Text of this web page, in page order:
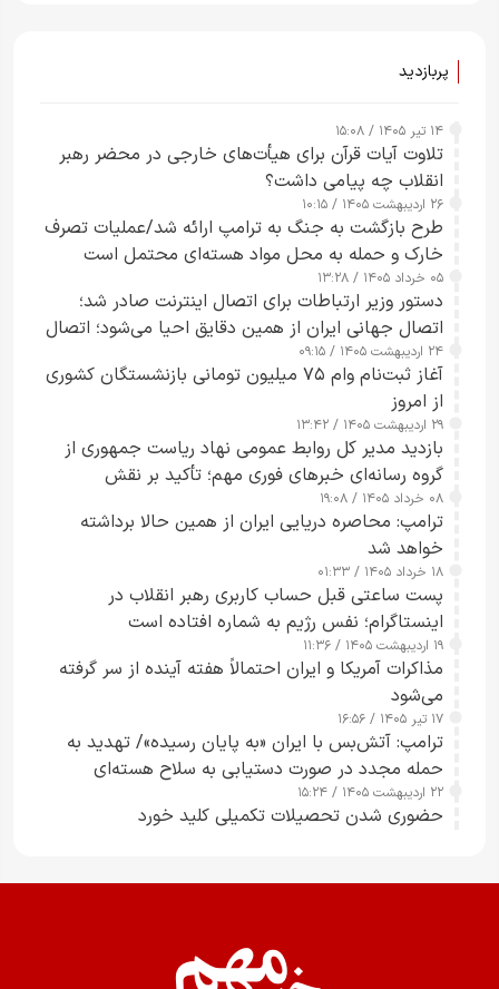
پربازدید
۱۴ تیر ۱۴۰۵ / ۱۵:۰۸
تلاوت آیات قرآن برای هیأت‌های خارجی در محضر رهبر
انقلاب چه پیامی داشت؟
۲۶ اردیبهشت ۱۴۰۵ / ۱۰:۱۵
طرح‌ بازگشت به جنگ به ترامپ ارائه شد/عملیات تصرف
خارک و حمله به محل مواد هسته‌ای محتمل است
۰۵ خرداد ۱۴۰۵ / ۱۳:۲۸
دستور وزیر ارتباطات برای اتصال اینترنت صادر شد؛
اتصال جهانی ایران از همین دقایق احیا می‌شود؛ اتصال
کامل مردم تا ۲۴ ساعت آینده
۲۴ اردیبهشت ۱۴۰۵ / ۰۹:۱۵
آغاز ثبت‌نام وام ۷۵ میلیون تومانی بازنشستگان کشوری
از امروز
۲۹ اردیبهشت ۱۴۰۵ / ۱۳:۴۲
بازدید مدیر کل روابط عمومی نهاد ریاست جمهوری از
گروه رسانه‌ای خبرهای فوری مهم؛ تأکید بر نقش
رسانه‌های هوشمند و مسئول در ارتقای آگاهی عمومی
۰۸ خرداد ۱۴۰۵ / ۱۹:۰۸
ترامپ: محاصره دریایی ایران از همین حالا برداشته
خواهد شد
۱۸ خرداد ۱۴۰۵ / ۰۱:۳۳
پست ساعتی قبل حساب کاربری رهبر انقلاب در
اینستاگرام؛ نفس رژیم به شماره افتاده است​
۱۹ اردیبهشت ۱۴۰۵ / ۱۱:۳۶
مذاکرات آمریکا و ایران احتمالاً هفته آینده از سر گرفته
می‌شود
۱۷ تیر ۱۴۰۵ / ۱۶:۵۶
ترامپ: آتش‌بس با ایران «به پایان رسیده»/ تهدید به
حمله مجدد در صورت دستیابی به سلاح هسته‌ای
۲۲ اردیبهشت ۱۴۰۵ / ۱۵:۲۴
حضوری شدن تحصیلات تکمیلی کلید خورد